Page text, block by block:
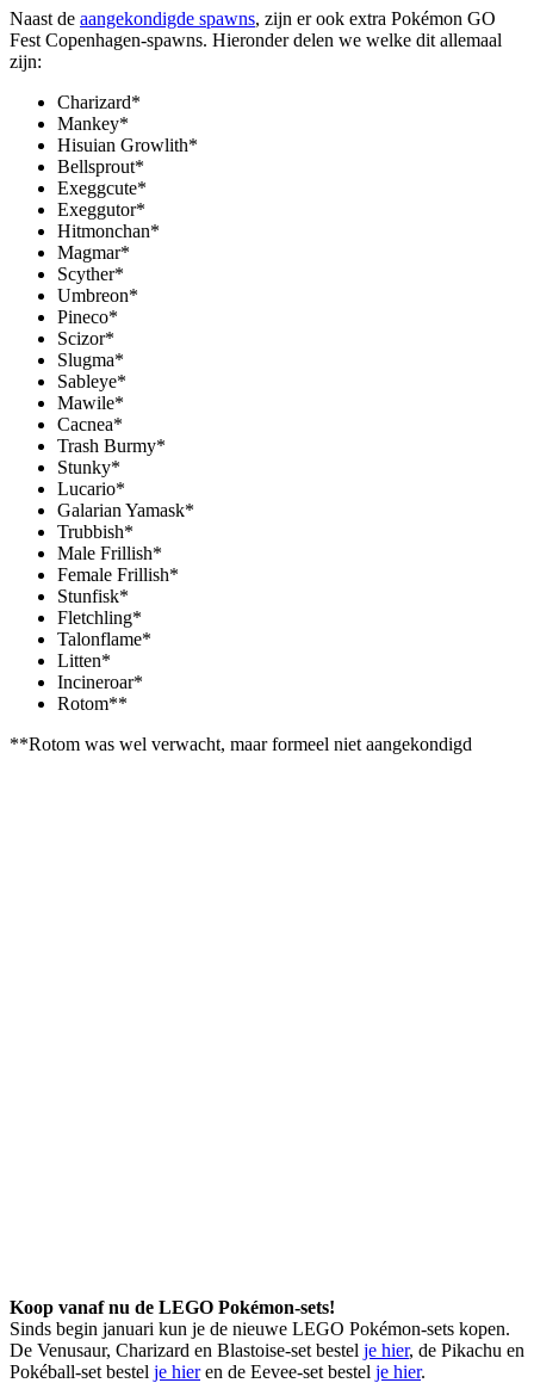
Naast de aangekondigde spawns, zijn er ook extra Pokémon GO
Fest Copenhagen-spawns. Hieronder delen we welke dit allemaal
zijn:
Charizard*
Mankey*
Hisuian Growlith*
Bellsprout*
Exeggcute*
Exeggutor*
Hitmonchan*
Magmar*
Scyther*
Umbreon*
Pineco*
Scizor*
Slugma*
Sableye*
Mawile*
Cacnea*
Trash Burmy*
Stunky*
Lucario*
Galarian Yamask*
Trubbish*
Male Frillish*
Female Frillish*
Stunfisk*
Fletchling*
Talonflame*
Litten*
Incineroar*
Rotom**
**Rotom was wel verwacht, maar formeel niet aangekondigd
Koop vanaf nu de LEGO Pokémon-sets!
Sinds begin januari kun je de nieuwe LEGO Pokémon-sets kopen.
De Venusaur, Charizard en Blastoise-set bestel je hier, de Pikachu en
Pokéball-set bestel je hieren de Eevee-set bestel je hier.